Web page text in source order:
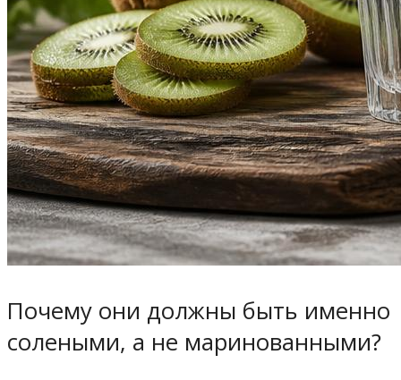
Почему они должны быть именно
солеными, а не маринованными?